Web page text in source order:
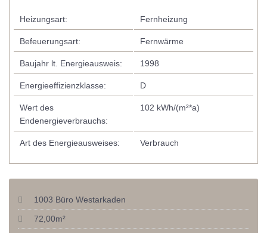
Heizungsart: Fernheizung
Befeuerungsart: Fernwärme
Baujahr lt. Energieausweis: 1998
Energieeffizienzklasse: D
Wert des
Endenergieverbrauchs:
102 kWh/(m²*a)
Art des Energieausweises: Verbrauch
1003 Büro Westarkaden
72,00m²